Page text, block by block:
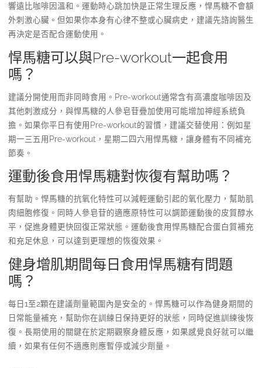
響遠比咖啡因溫和。運動時心跳加快是正常生理反應，悍馬糖不會額
外刺激心臟。但如果你本身有心律不整或心臟病史，建議先諮詢醫生
再決定是否配合運動使用。
悍馬糖可以與Pre-workout一起食用
嗎？
建議分開使用而非同時食用。Pre-workout通常含有高濃度咖啡因及
其他刺激成分，與悍馬糖的人參皂苷疊加使用可能增加神經系統負
擔。如果你平日有使用Pre-workout的習慣，建議交替使用：例如星
期一三五用Pre-workout，星期二四六用悍馬糖，讓身體有不同補充
節奏。
運動後食用悍馬糖對恢復有幫助嗎？
有幫助。悍馬糖的抗氧化特性可以減輕運動引起的氧化壓力，幫助肌
肉細胞修復。同時人參皂苷的適應原特性可以調節運動後的皮質醇水
平，促進身體更快回復正常狀態。運動後食用悍馬糖配合蛋白質補充
和充足休息，可以達到更理想的恢復效果。
健身增肌期間每日食用悍馬糖有問題
嗎？
每日1至2顆在建議劑量範圍內是安全的。悍馬糖可以作為健身期間的
日常能量補充，幫助你在訓練日保持更好的狀態，同時促進訓練後恢
復。長期使用的關鍵在於定期觀察身體反應，如果感覺良好就可以繼
續，如果有任何不適應則應暫停或減少劑量。